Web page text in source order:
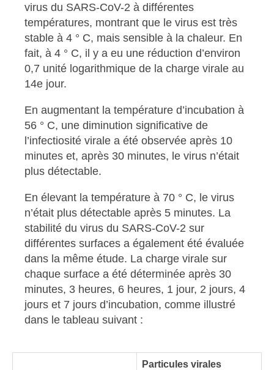
virus du SARS-CoV-2 à différentes
températures, montrant que le virus est très
stable à 4 ° C, mais sensible à la chaleur. En
fait, à 4 ° C, il y a eu une réduction d’environ
0,7 unité logarithmique de la charge virale au
14e jour.
En augmentant la température d’incubation à
56 ° C, une diminution significative de
l’infectiosité virale a été observée après 10
minutes et, après 30 minutes, le virus n’était
plus détectable.
En élevant la température à 70 ° C, le virus
n’était plus détectable après 5 minutes. La
stabilité du virus du SARS-CoV-2 sur
différentes surfaces a également été évaluée
dans la même étude. La charge virale sur
chaque surface a été déterminée après 30
minutes, 3 heures, 6 heures, 1 jour, 2 jours, 4
jours et 7 jours d’incubation, comme illustré
dans le tableau suivant :
Particules virales